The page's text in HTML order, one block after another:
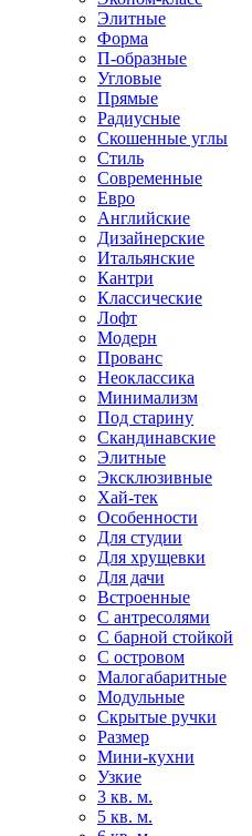
Элитные
Форма
П-образные
Угловые
Прямые
Радиусные
Скошенные углы
Стиль
Современные
Евро
Английские
Дизайнерские
Итальянские
Кантри
Классические
Лофт
Модерн
Прованс
Неоклассика
Минимализм
Под старину
Скандинавские
Элитные
Эксклюзивные
Хай-тек
Особенности
Для студии
Для хрущевки
Для дачи
Встроенные
С антресолями
С барной стойкой
С островом
Малогабаритные
Модульные
Скрытые ручки
Размер
Мини-кухни
Узкие
3 кв. м.
5 кв. м.